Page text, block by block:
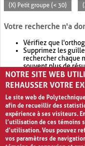
(X) Petit groupe (< 30)
Votre recherche n'a
Vérifiez que
Supprimez les
rechercher chaque
souvent plus de
Envisagez d'élargir
retournera souvent
NOTRE SITE WEB
REHAUSSER VOTRE
Le site web de
afin de recueillir des
expérience à ses visiteurs.
l’utilisation de ces témoins
d’utilisation. Vous pouvez
vos paramètres de